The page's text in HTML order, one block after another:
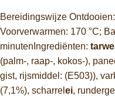
Bereidingswijze
Voorverwarmen: 170 °C;
minutenIngrediënten: tarwe
(palm-, raap-, kokos-),
gist, rijsmiddel: (E503)),
(7,1%), scharrel ei,